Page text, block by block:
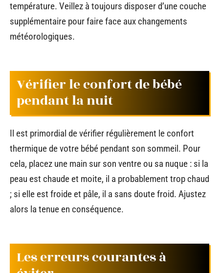
température. Veillez à toujours disposer d’une couche
supplémentaire pour faire face aux changements
météorologiques.
Vérifier le confort de bébé
pendant la nuit
Il est primordial de vérifier régulièrement le confort
thermique de votre bébé pendant son sommeil. Pour
cela, placez une main sur son ventre ou sa nuque : si la
peau est chaude et moite, il a probablement trop chaud
; si elle est froide et pâle, il a sans doute froid. Ajustez
alors la tenue en conséquence.
Les erreurs courantes à